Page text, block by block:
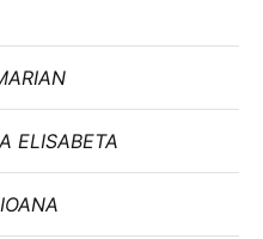
ELISABETA